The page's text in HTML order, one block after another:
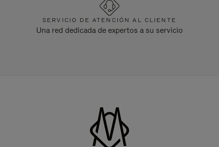
SERVICIO DE ATENCIÓN AL CLIENTE
Una red dedicada de expertos a su servicio